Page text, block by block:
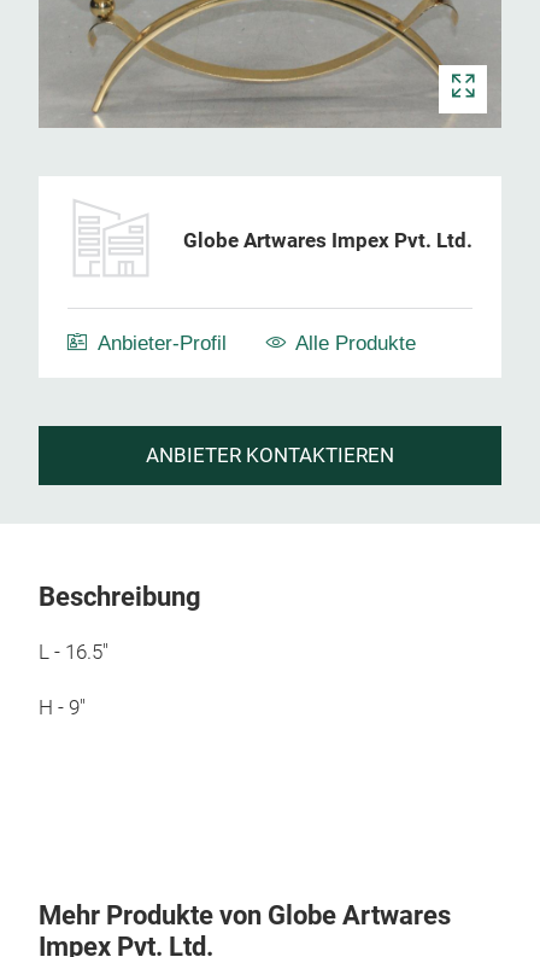
Globe Artwares Impex Pvt. Ltd.
Anbieter-Profil Alle Produkte
ANBIETER KONTAKTIEREN
Beschreibung
L - 16.5"
H - 9"
Mehr Produkte von Globe Artwares
Impex Pvt. Ltd.